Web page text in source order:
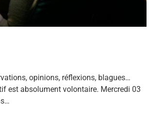
opinions, réflexions, blagues…
est absolument volontaire. Mercredi 03